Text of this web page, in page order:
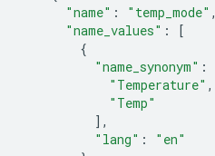
"name" : "temp_mode" ,
"name_values" :
[
{
"name_synonym" :
"Temperature" ,
"Temp"
],
"lang" :
"en"